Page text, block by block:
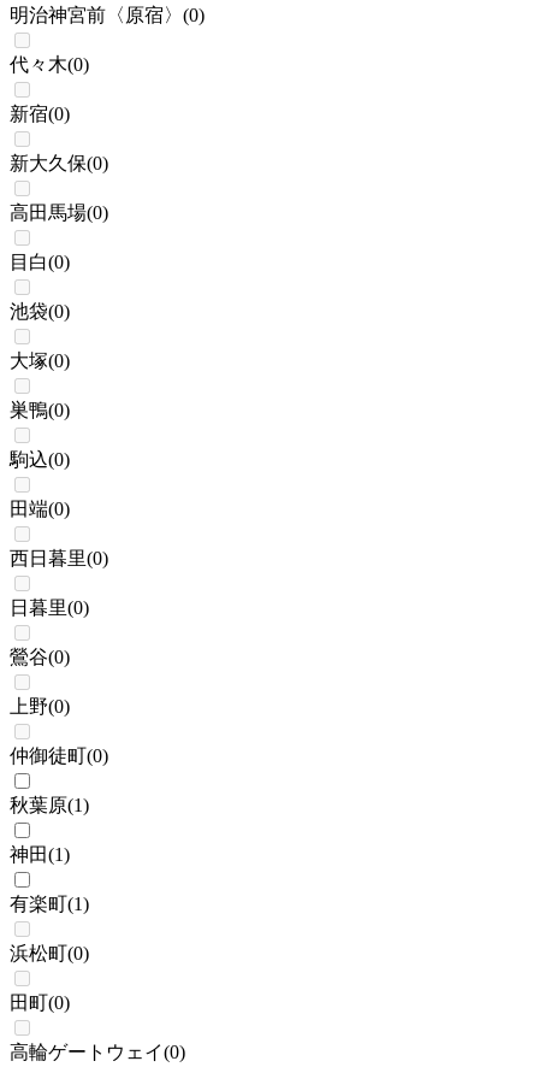
明治神宮前〈原宿〉 (0)
代々木(0)
新宿(0)
新大久保(0)
高田馬場(0)
目白(0)
池袋(0)
大塚(0)
巣鴨(0)
駒込(0)
田端(0)
西日暮里(0)
日暮里(0)
鶯谷(0)
上野(0)
仲御徒町(0)
秋葉原(1)
神田(1)
有楽町(1)
浜松町(0)
田町(0)
高輪ゲートウェイ(0)